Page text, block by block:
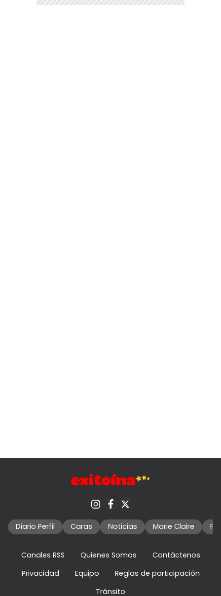
Diario Perfil Caras Noticias Marie Claire
Canales RSS Quienes Somos
Contáctenos
Privacidad
Equipo
Reglas de participación
Tránsito